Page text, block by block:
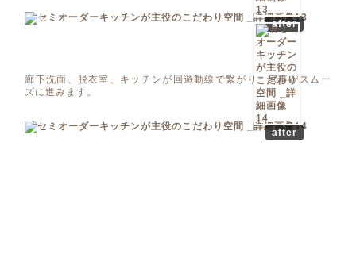
after
廊下洗面、脱衣室、キッチンが回遊動線で繋がり、家事がスムー
ズに進みます。
after